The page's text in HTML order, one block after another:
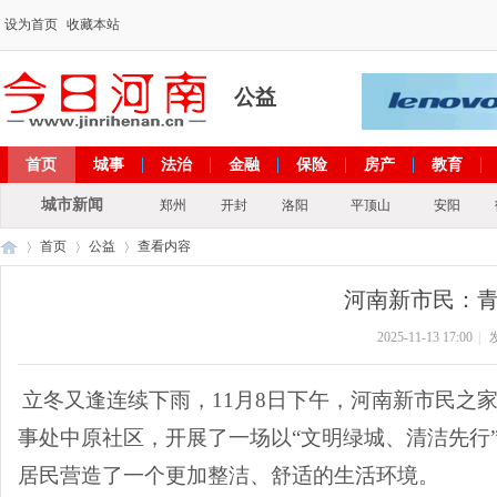
设为首页 收藏本站
公益
首页 城事 法治 金融 保险 房产 教育
出彩河南 政策 专题
城市新闻 郑州 开封 洛阳 平顶山 安阳
首页 公益 查看内容
河南新市民：
2025-11-13 17:00
立冬又逢连续下雨， 11月8日下午， 河南新市民之
事处中原社区， 开展了一场以“文明绿城、 清洁先行
居民营造了一个更加整洁、舒适的生活环境。